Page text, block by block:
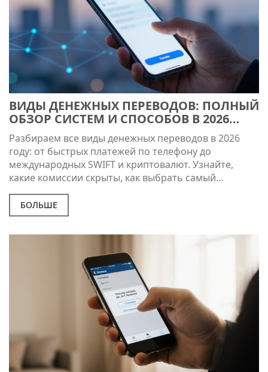
ВИДЫ ДЕНЕЖНЫХ ПЕРЕВОДОВ: ПОЛНЫЙ
ОБЗОР СИСТЕМ И СПОСОБОВ В 2026
ГОДУ
Разбираем все виды денежных переводов в 2026
году: от быстрых платежей по телефону до
международных SWIFT и криптовалют. Узнайте,
какие комиссии скрыты, как выбрать самый
выгодный способ и избежать ошибок при переводе
денег.
БОЛЬШЕ